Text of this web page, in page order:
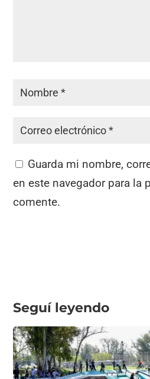
Guarda mi nombre,
en este navegador para la
comente.
Seguí leyendo